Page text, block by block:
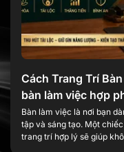
Cách Trang Trí
bàn làm việc hợp
Bàn làm việc là nơi bạn
tập và sáng tạo. Một
trang trí hợp lý sẽ giúp